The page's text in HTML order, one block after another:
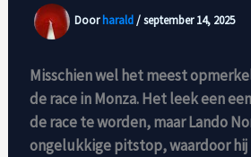
Doorharald/september 14, 2025
Misschien wel het meest
de race in Monza. Het leek een
de race te worden, maar Lando
ongelukkige pitstop, waardoor hij